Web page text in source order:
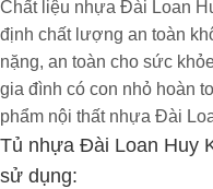
Chất liệu nhựa Đài Loan
định chất lượng an toàn
nặng, an toàn cho sức
gia đình có con nhỏ hoàn
phẩm nội thất nhựa Đài
Tủ nhựa Đài Loan Huy
sử dụng: